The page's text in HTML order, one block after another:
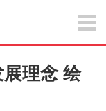
展理念 绘